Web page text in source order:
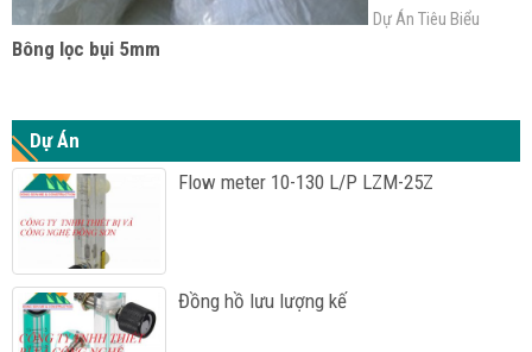
Dự Án Tiêu Biểu
Bông lọc bụi 5mm
Dự Án
Flow meter 10-130 L/P LZM-25Z
Đồng hồ lưu lượng kế